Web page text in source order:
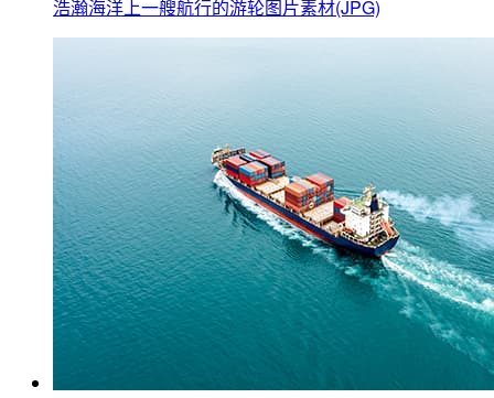
浩瀚海洋上一艘航行的游轮图片素材(JPG)